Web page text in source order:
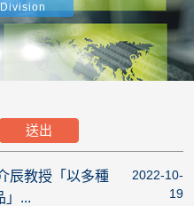
辰教授「以多種
」...
2022-10-
19